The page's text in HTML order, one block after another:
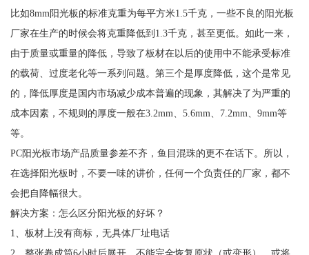
比如8mm阳光板的标准克重为每平方米1.5千克，一些不良的阳光板
厂家在生产的时候会将克重降低到1.3千克，甚至更低。如此一来，
由于质量或重量的降低，导致了板材在以后的使用中不能承受标准
的载荷、过度老化等一系列问题。第三个是厚度降低，这个是常见
的，降低厚度是国内市场减少成本普遍的现象，其解决了为严重的
成本因素，不规则的厚度一般在3.2mm、5.6mm、7.2mm、9mm等
等。
PC阳光板市场产品质量参差不齐，鱼目混珠的更不在话下。所以，
在选择阳光板时，不要一味的讲价，任何一个负责任的厂家，都不
会把自降幅很大。
解决方案：怎么区分阳光板的好坏？
1、板材上没有商标，无具体厂址电话